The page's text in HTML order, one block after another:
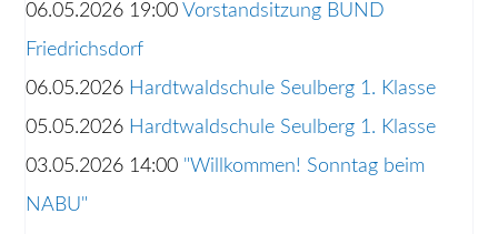
06.05.2026 19:00 Vorstandsitzung BUND
Friedrichsdorf
06.05.2026 Hardtwaldschule Seulberg 1. Klasse
05.05.2026 Hardtwaldschule Seulberg 1. Klasse
03.05.2026 14:00 "Willkommen! Sonntag beim
NABU"